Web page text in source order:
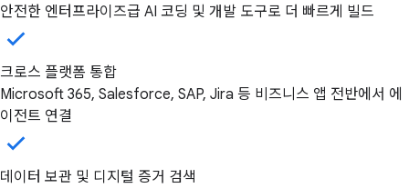
안전한 엔터프라이즈급 AI 코딩 및 개발 도구로 더 빠르게 빌드
크로스 플랫폼 통합
Microsoft 365, Salesforce, SAP, Jira 등 비즈니스 앱 전반에서 에
이전트 연결
데이터 보관 및 디지털 증거 검색